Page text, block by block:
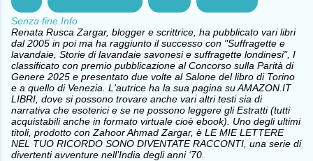
Senza fine.Info
Renata Rusca Zargar, blogger e scrittrice, ha pubblicato vari libri
dal 2005 in poi ma ha raggiunto il successo con "Suffragette e
lavandaie, Storie di lavandaie savonesi e suffragette londinesi", I
classificato con premio pubblicazione al Concorso sulla Parità di
Genere 2025 e presentato due volte al Salone del libro di Torino
e a quello di Venezia. L'autrice ha la sua pagina su AMAZON.IT
LIBRI, dove si possono trovare anche vari altri testi sia di
narrativa che esoterici e se ne possono leggere gli Estratti (tutti
acquistabili anche in formato virtuale cioè ebook). Uno degli ultimi
titoli, prodotto con Zahoor Ahmad Zargar, è LE MIE LETTERE
NEL TUO RICORDO SONO DIVENTATE RACCONTI, una serie di
divertenti avventure nell’India degli anni ‘70.